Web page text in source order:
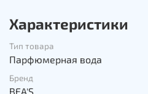
Характеристики
Тип товара
Парфюмерная вода
Бренд
BEA'S